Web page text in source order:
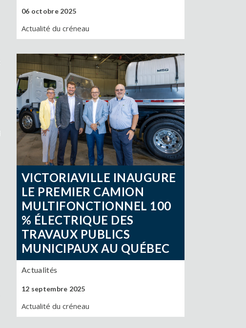
06 octobre 2025
Actualité du créneau
VICTORIAVILLE INAUGURE
LE PREMIER CAMION
MULTIFONCTIONNEL 100
% ÉLECTRIQUE DES
TRAVAUX PUBLICS
MUNICIPAUX AU QUÉBEC
Actualités
12 septembre 2025
Actualité du créneau